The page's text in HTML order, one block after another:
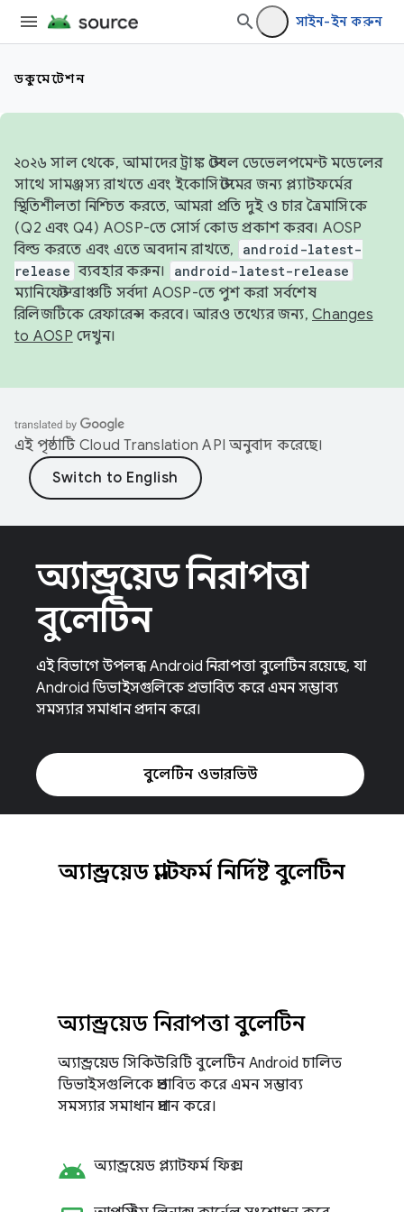
সাইন-ইন করুন
ডকুমেন্টেশন
২০২৬ সাল থেকে, আমাদের ট্রাঙ্ক স্টেবল ডেভেলপমেন্ট মডেলের
সাথে সামঞ্জস্য রাখতে এবং ইকোসিস্টেমের জন্য প্ল্যাটফর্মের
স্থিতিশীলতা নিশ্চিত করতে, আমরা প্রতি দুই ও চার ত্রৈমাসিকে
(Q2 এবং Q4) AOSP-তে সোর্স কোড প্রকাশ করব। AOSP
বিল্ড করতে এবং এতে অবদান রাখতে,
android-latest-
release ব্যবহার করুন। android-latest-release
ম্যানিফেস্ট ব্রাঞ্চটি সর্বদা AOSP-তে পুশ করা সর্বশেষ
রিলিজটিকে রেফারেন্স করবে। আরও তথ্যের জন্য, Changes
to AOSP দেখুন।
এই পৃষ্ঠাটি Cloud Translation API অনুবাদ করেছে।
অ্যান্ড্রয়েড নিরাপত্তা
বুলেটিন
এই বিভাগে উপলব্ধ Android নিরাপত্তা বুলেটিন রয়েছে, যা
Android ডিভাইসগুলিকে প্রভাবিত করে এমন সম্ভাব্য
সমস্যার সমাধান প্রদান করে।
বুলেটিন ওভারভিউ
অ্যান্ড্রয়েড প্ল্যাটফর্ম নির্দিষ্ট বুলেটিন
অ্যান্ড্রয়েড নিরাপত্তা বুলেটিন
অ্যান্ড্রয়েড সিকিউরিটি বুলেটিন Android চালিত
ডিভাইসগুলিকে প্রভাবিত করে এমন সম্ভাব্য
সমস্যার সমাধান প্রদান করে।
android অ্যান্ড্রয়েড প্ল্যাটফর্ম ফিক্স